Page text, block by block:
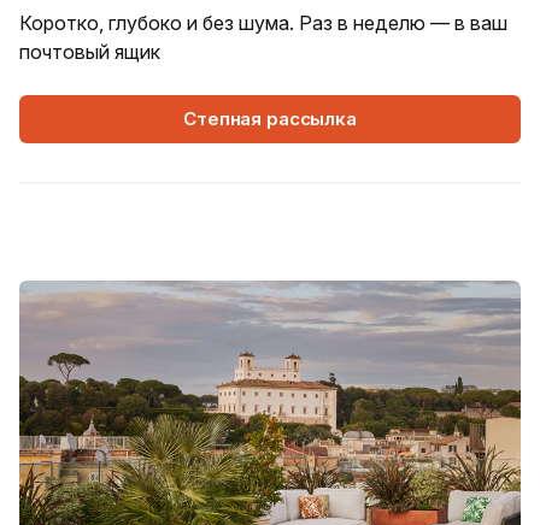
Коротко, глубоко и без шума. Раз в неделю — в ваш
почтовый ящик
Степная рассылка